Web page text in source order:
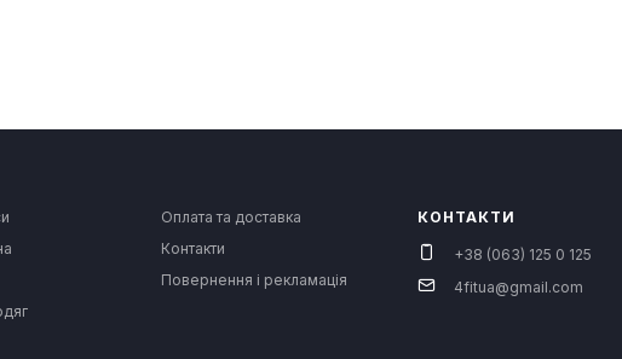
Оплата та доставка
Контакти
Повернення і рекламація
КОНТАКТИ
+38 (063) 125 0 125
4fitua@gmail.com